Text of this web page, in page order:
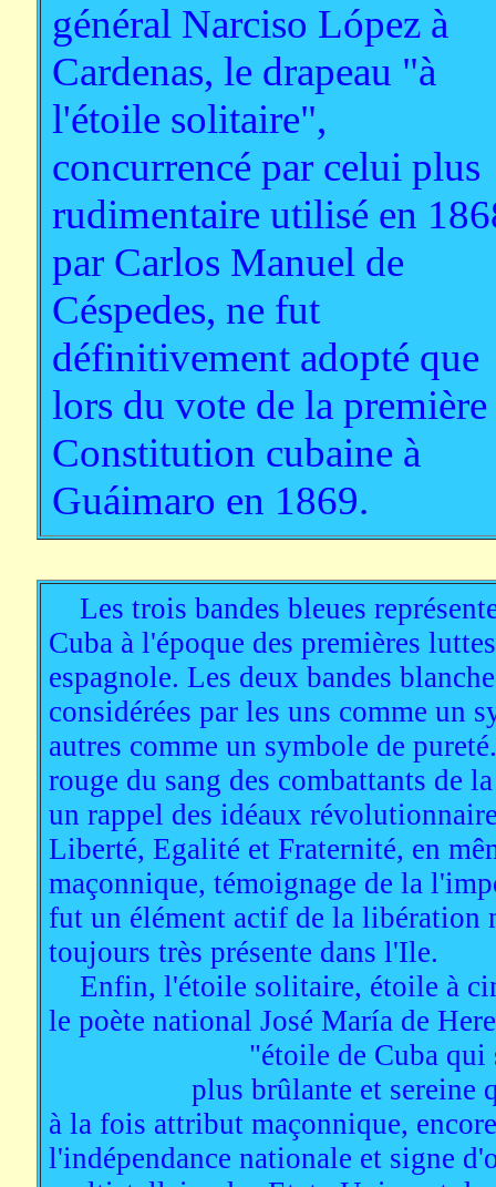
général Narciso López à
Cardenas, le drapeau "à
l'étoile solitaire",
concurrencé par celui plus
rudimentaire utilisé en
par Carlos Manuel de
Céspedes, ne fut
définitivement adopté que
lors du vote de la première
Constitution cubaine à
Guáimaro en 1869.
Les trois bandes bleues
Cuba à l'époque des premières
espagnole. Les deux bandes
considérées par les uns comme un
autres comme un symbole de
rouge du sang des combattants de
un rappel des idéaux
Liberté, Egalité et Fraternité, en
maçonnique, témoignage de la
fut un élément actif de la libération
toujours très présente dans l'Ile.
Enfin, l'étoile solitaire, étoile à
le poète national José María de
"étoile de Cuba qui
plus brûlante et sereine
à la fois attribut maçonnique,
l'indépendance nationale et signe